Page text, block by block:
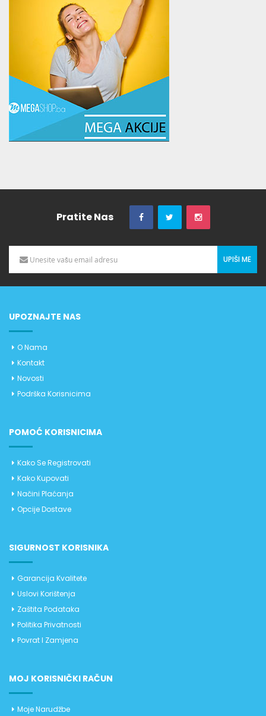
Pratite Nas
UPIŠI ME
UPOZNAJTE NAS
O Nama
Kontakt
Novosti
Podrška Korisnicima
POMOĆ KORISNICIMA
Kako Se Registrovati
Kako Kupovati
Načini Plaćanja
Opcije Dostave
SIGURNOST KORISNIKA
Garancija Kvalitete
Uslovi Korištenja
Zaštita Podataka
Politika Privatnosti
Povrat I Zamjena
MOJ KORISNIČKI RAČUN
Moje Narudžbe